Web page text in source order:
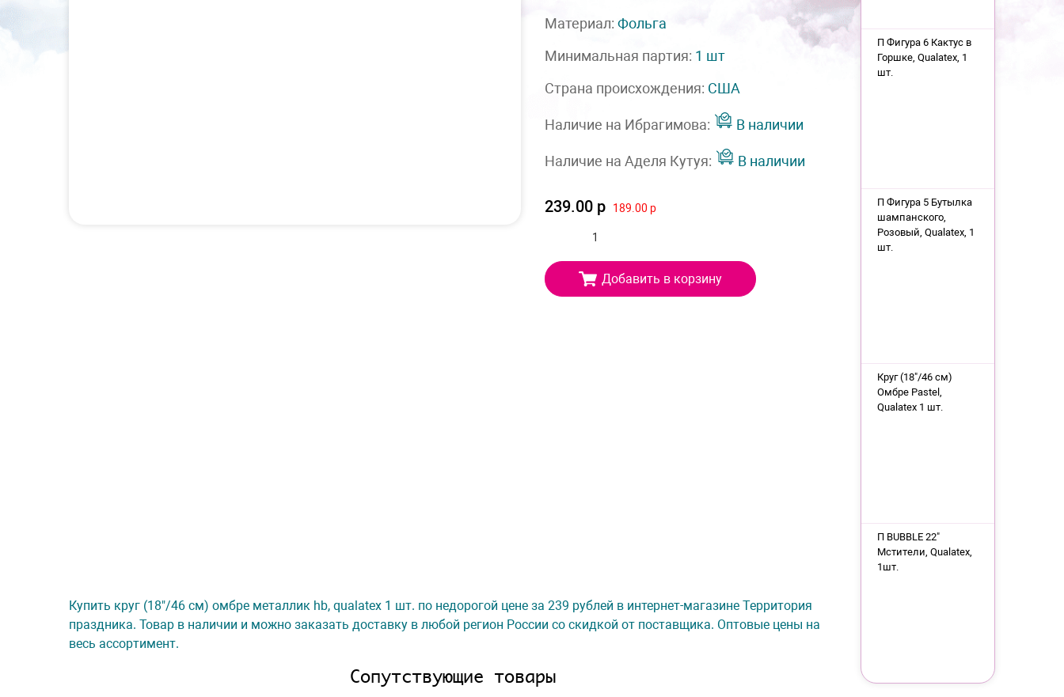
Материал: Фольга
Минимальная партия: 1 шт
Страна происхождения: США
Наличие на Ибрагимова: В наличии
Наличие на Аделя Кутуя: В наличии
239.00 р 189.00 р
Добавить в корзину
Купить круг (18"/46 см) омбре металлик hb, qualatex 1 шт. по недорогой цене за 239 рублей в интернет-магазине Территория
праздника. Товар в наличии и можно заказать доставку в любой регион России со скидкой от поставщика. Оптовые цены на
весь ассортимент.
Сопутствующие товары
П Фигура 6 Кактус в
Горшке, Qualatex, 1
шт.
П Фигура 5 Бутылка
шампанского,
Розовый, Qualatex, 1
шт.
Круг (18"/46 см)
Омбре Pastel,
Qualatex 1 шт.
П BUBBLE 22"
Мстители, Qualatex,
1шт.